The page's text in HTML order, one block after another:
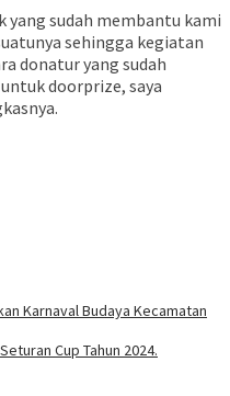
yang sudah membantu kami
sehingga kegiatan
donatur yang sudah
doorprize, saya
Karnaval Budaya Kecamatan
Cup Tahun 2024.